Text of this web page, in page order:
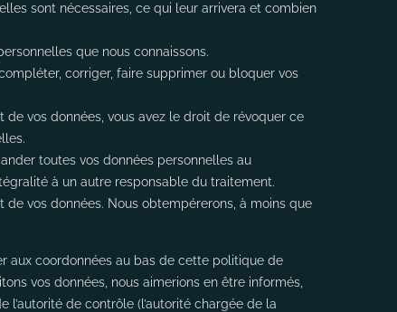
sont nécessaires, ce qui leur arrivera et combien
que nous connaissons.
corriger, faire supprimer ou bloquer vos
vos données, vous avez le droit de révoquer ce
toutes vos données personnelles au
à un autre responsable du traitement.
de vos données. Nous obtempérerons, à moins que
aux coordonnées au bas de cette politique de
vos données, nous aimerions en être informés,
de contrôle (l’autorité chargée de la